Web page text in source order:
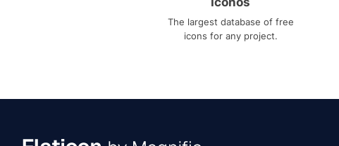
The largest database of free
icons for any project.